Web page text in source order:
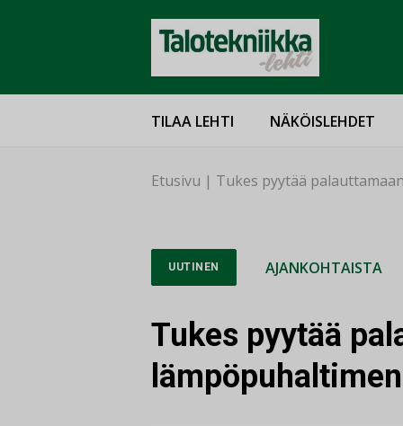
TILAA LEHTI NÄKÖISLEHDET
Etusivu | Tukes pyytää
UUTINEN AJANKOHTAISTA
Tukes pyytää
lämpöpuhaltimen